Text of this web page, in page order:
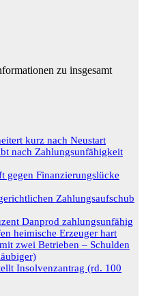
zu insgesamt
kurz nach Neustart
nach Zahlungsunfähigkeit
Finanzierungslücke
Zahlungsaufschub
Danprod zahlungsunfähig
heimische Erzeuger hart
zwei Betrieben – Schulden
Insolvenzantrag (rd. 100